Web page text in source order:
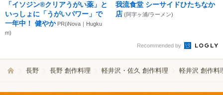
「イソジン®クリアうがい薬」と
いっしょに「うがいパワー」で
一年中！ 健やか PR(iNova｜Hugku
m)
我流食堂 シーサイドひたちなか
店 (阿字ヶ浦/ラーメン)
Recommended by
長野 長野 創作料理 軽井沢・佐久 創作料理 軽井沢 創作料